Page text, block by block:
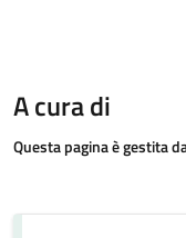
A cura di
Questa pagina è gestita